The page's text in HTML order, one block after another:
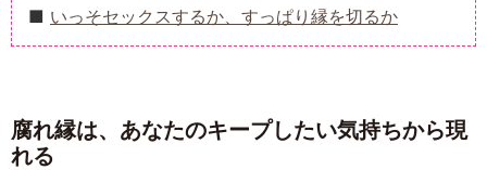
いっそセックスするか、すっぱり縁を切るか
腐れ縁は、あなたのキープしたい気持ちから現
れる